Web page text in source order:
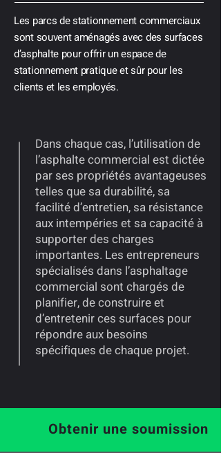
Les parcs de stationnement commerciaux
sont souvent aménagés avec des surfaces
d’asphalte pour offrir un espace de
stationnement pratique et sûr pour les
clients et les employés.
Dans chaque cas, l’utilisation de
l’asphalte commercial est dictée
par ses propriétés avantageuses
telles que sa durabilité, sa
facilité d’entretien, sa résistance
aux intempéries et sa capacité à
supporter des charges
importantes. Les entrepreneurs
spécialisés dans l’asphaltage
commercial sont chargés de
planifier, de construire et
d’entretenir ces surfaces pour
répondre aux besoins
spécifiques de chaque projet.
Obtenir une soumission